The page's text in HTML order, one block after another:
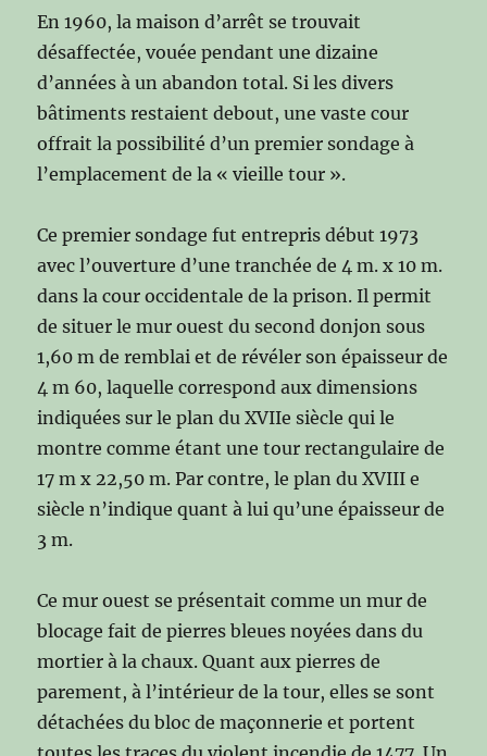
En 1960, la maison d’arrêt se trouvait
désaffectée, vouée pendant une dizaine
d’années à un abandon total. Si les divers
bâtiments restaient debout, une vaste cour
offrait la possibilité d’un premier sondage à
l’emplacement de la « vieille tour ».
Ce premier sondage fut entrepris début 1973
avec l’ouverture d’une tranchée de 4 m. x 10 m.
dans la cour occidentale de la prison. Il permit
de situer le mur ouest du second donjon sous
1,60 m de remblai et de révéler son épaisseur de
4 m 60, laquelle correspond aux dimensions
indiquées sur le plan du XVIIe siècle qui le
montre comme étant une tour rectangulaire de
17 m x 22,50 m. Par contre, le plan du XVIII e
siècle n’indique quant à lui qu’une épaisseur de
3 m.
Ce mur ouest se présentait comme un mur de
blocage fait de pierres bleues noyées dans du
mortier à la chaux. Quant aux pierres de
parement, à l’intérieur de la tour, elles se sont
détachées du bloc de maçonnerie et portent